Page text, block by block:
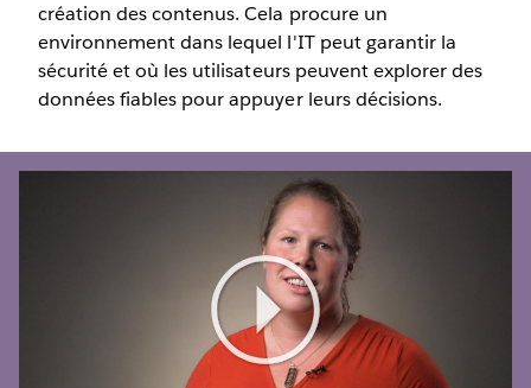
création des contenus. Cela procure un
environnement dans lequel l'IT peut garantir la
sécurité et où les utilisateurs peuvent explorer des
données fiables pour appuyer leurs décisions.
Play